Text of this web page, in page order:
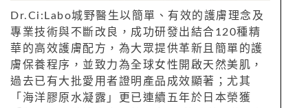
Dr.Ci:Labo城野醫生以簡單、有效的護膚理念及
專業技術與不斷改良，成功研發出結合120種精
華的高效護膚配方，為大眾提供革新且簡單的護
膚保養程序，並致力為全球女性開啟天然美肌，
過去已有大批愛用者證明產品成效顯著；尤其
「海洋膠原水凝露」更已連續五年於日本榮獲